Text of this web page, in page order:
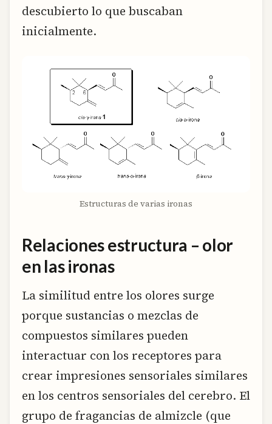
descubierto lo que buscaban
inicialmente.
Estructuras de varias ironas
Relaciones estructura – olor
en las ironas
La similitud entre los olores surge
porque sustancias o mezclas de
compuestos similares pueden
interactuar con los receptores para
crear impresiones sensoriales similares
en los centros sensoriales del cerebro. El
grupo de fragancias de almizcle (que